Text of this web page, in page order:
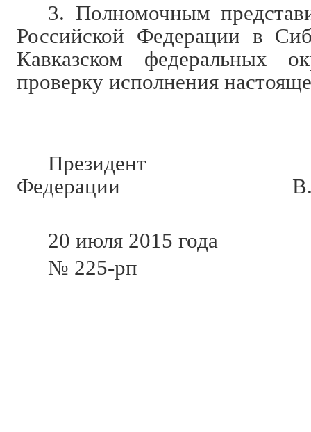
3. Полномочным
Российской Федерации в
Кавказском федеральных
проверку исполнения
Президент
Федерации
20 июля 2015 года
№ 225-рп